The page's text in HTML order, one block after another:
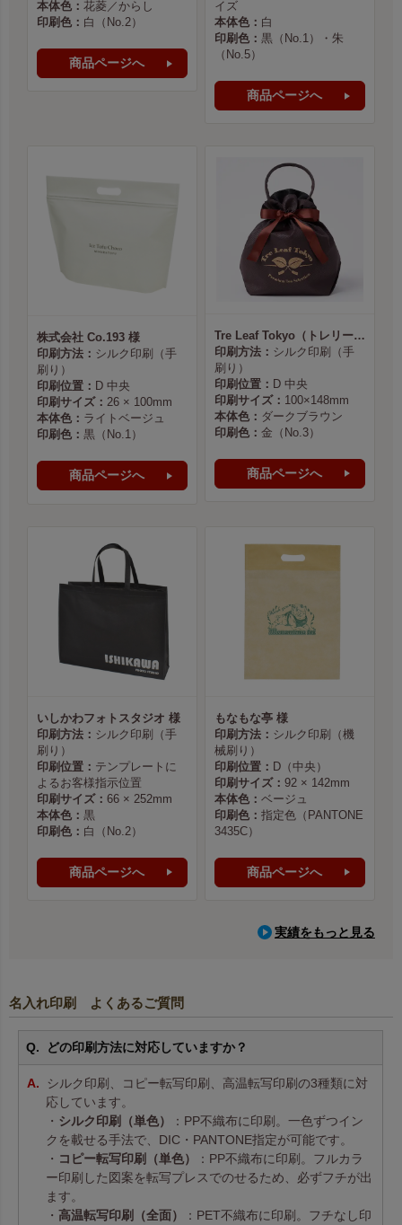
本体色： 花菱／からし
印刷色： 白（No.2）
商品ページへ
イズ
本体色： 白
印刷色： 黒（No.1）・朱
（No.5）
商品ページへ
株式会社 Co.193 様
印刷方法： シルク印刷（手
刷り）
印刷位置： D 中央
印刷サイズ： 26 × 100mm
本体色： ライトベージュ
印刷色： 黒（No.1）
商品ページへ
Tre Leaf Tokyo（トレリーフ東京） 様
印刷方法： シルク印刷（手
刷り）
印刷位置： D 中央
印刷サイズ： 100×148mm
本体色： ダークブラウン
印刷色： 金（No.3）
商品ページへ
いしかわフォトスタジオ 様
印刷方法： シルク印刷（手
刷り）
印刷位置： テンプレートに
よるお客様指示位置
印刷サイズ： 66 × 252mm
本体色： 黒
印刷色： 白（No.2）
商品ページへ
もなもな亭 様
印刷方法： シルク印刷（機
械刷り）
印刷位置： D（中央）
印刷サイズ： 92 × 142mm
本体色： ベージュ
印刷色： 指定色（PANTONE
3435C）
商品ページへ
実績をもっと見る
名入れ印刷 よくあるご質問
どの印刷方法に対応していますか？
シルク印刷、コピー転写印刷、高温転写印刷の3種類に対
応しています。
・ シルク印刷（単色）
：PP不織布に印刷。一色ずつイン
クを載せる手法で、DIC・PANTONE指定が可能です。
・ コピー転写印刷（単色）
：PP不織布に印刷。フルカラ
ー印刷した図案を転写プレスでのせるため、必ずフチが出
ます。
・ 高温転写印刷（全面）
：PET不織布に印刷。フチなし印